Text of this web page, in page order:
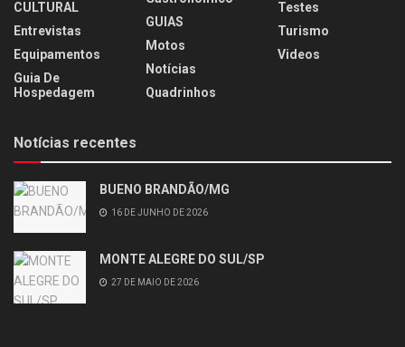
CULTURAL
Entrevistas
Equipamentos
Guia De
Hospedagem
GUIAS
Motos
Notícias
Quadrinhos
Testes
Turismo
Videos
Notícias recentes
BUENO BRANDÃO/MG
16 DE JUNHO DE 2026
MONTE ALEGRE DO SUL/SP
27 DE MAIO DE 2026